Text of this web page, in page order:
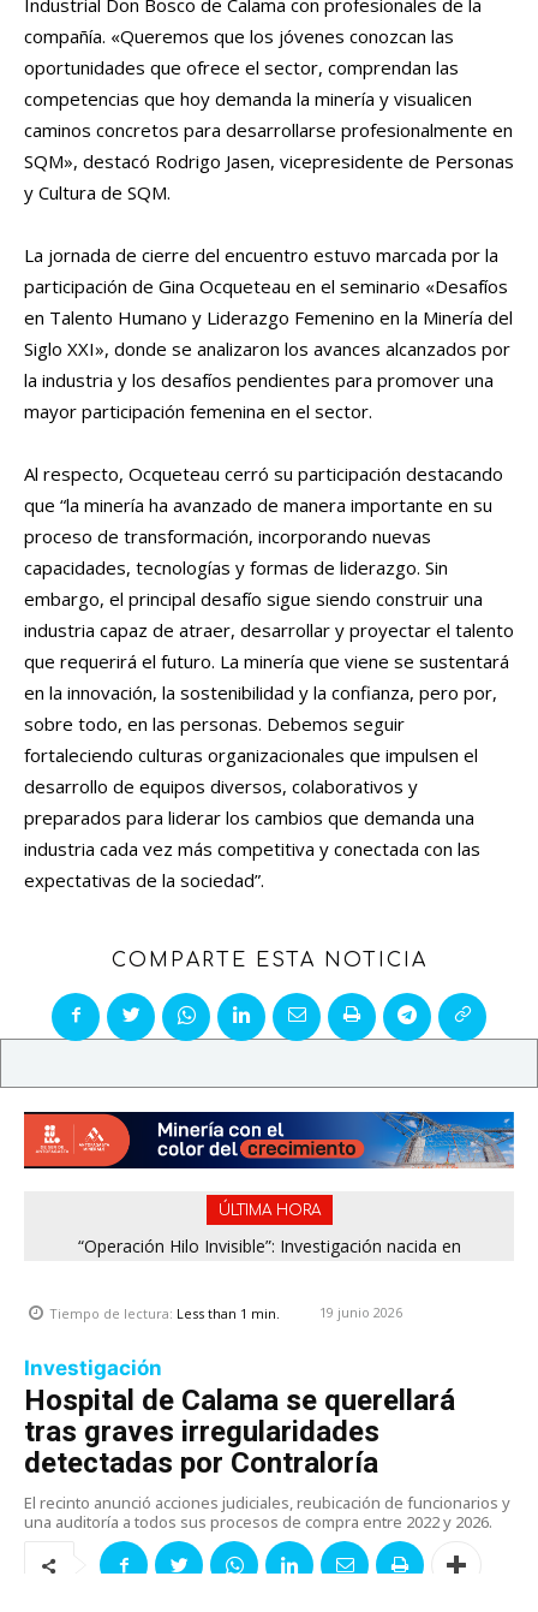
compañía. «Queremos que los jóvenes conozcan las
oportunidades que ofrece el sector, comprendan las
competencias que hoy demanda la minería y visualicen
caminos concretos para desarrollarse profesionalmente en
SQM», destacó Rodrigo Jasen, vicepresidente de Personas
y Cultura de SQM.
La jornada de cierre del encuentro estuvo marcada por la
participación de Gina Ocqueteau en el seminario «Desafíos
en Talento Humano y Liderazgo Femenino en la Minería del
Siglo XXI», donde se analizaron los avances alcanzados por
la industria y los desafíos pendientes para promover una
mayor participación femenina en el sector.
Al respecto, Ocqueteau cerró su participación destacando
que “la minería ha avanzado de manera importante en su
proceso de transformación, incorporando nuevas
capacidades, tecnologías y formas de liderazgo. Sin
embargo, el principal desafío sigue siendo construir una
industria capaz de atraer, desarrollar y proyectar el talento
que requerirá el futuro. La minería que viene se sustentará
en la innovación, la sostenibilidad y la confianza, pero por,
sobre todo, en las personas. Debemos seguir
fortaleciendo culturas organizacionales que impulsen el
desarrollo de equipos diversos, colaborativos y
preparados para liderar los cambios que demanda una
industria cada vez más competitiva y conectada con las
expectativas de la sociedad”.
COMPARTE ESTA NOTICIA